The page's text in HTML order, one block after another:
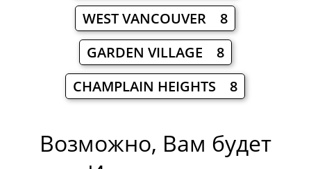
WEST VANCOUVER 8
GARDEN VILLAGE 8
CHAMPLAIN HEIGHTS 8
Возможно, Вам будет